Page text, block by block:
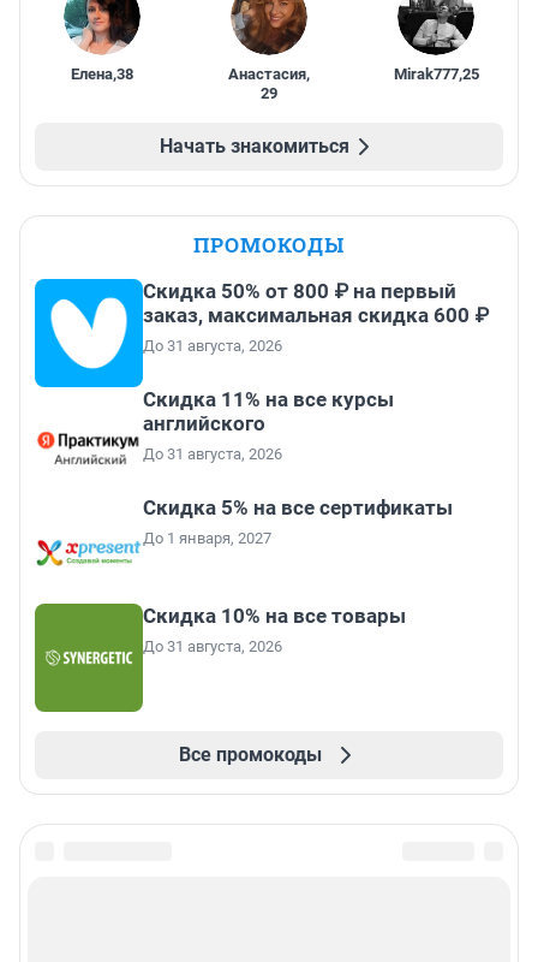
Елена,38 Анастасия,
29
Mirak777,25
Начать знакомиться
ПРОМОКОДЫ
Скидка 50% от 800 ₽ на первый
заказ, максимальная скидка 600 ₽
До 31 августа, 2026
Скидка 11% на все курсы
английского
До 31 августа, 2026
Скидка 5% на все сертификаты
До 1 января, 2027
Скидка 10% на все товары
До 31 августа, 2026
Все промокоды